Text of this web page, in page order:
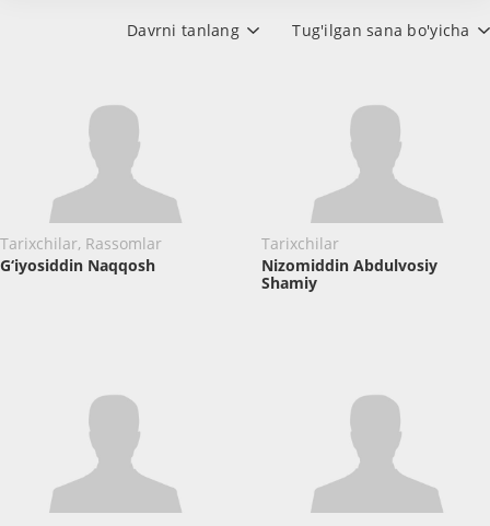
Tug'ilgan sana bo'yicha
Davrni tanlang
Tarixchilar, Rassomlar
G‘iyosiddin Naqqosh
Tarixchilar
Nizomiddin Abdulvosiy
Shamiy